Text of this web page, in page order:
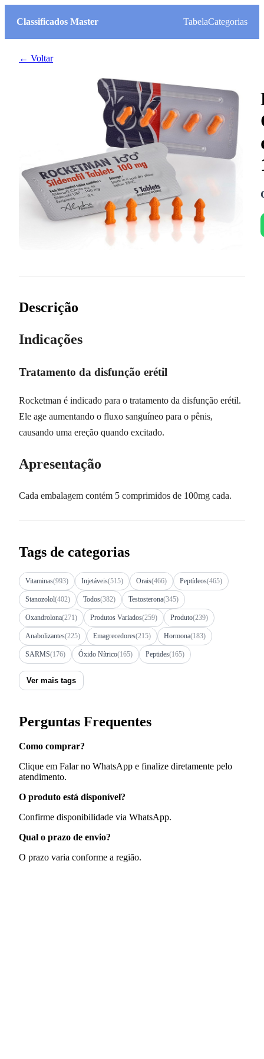
Classificados Master TabelaCategorias
← Voltar
Descrição
Indicações
Tratamento da disfunção erétil
Rocketman é indicado para o tratamento da disfunção erétil.
Ele age aumentando o fluxo sanguíneo para o pênis,
causando uma ereção quando excitado.
Apresentação
Cada embalagem contém 5 comprimidos de 100mg cada.
Tags de categorias
Vitaminas(993) Injetáveis(515) Orais(466) Peptídeos(465)
Stanozolol(402) Todos(382) Testosterona(345)
Oxandrolona(271) Produtos Variados(259) Produto(239)
Anabolizantes(225) Emagrecedores(215) Hormona(183)
SARMS(176) Óxido Nítrico(165) Peptides(165)
Ver mais tags
Perguntas Frequentes
Como comprar?
Clique em Falar no WhatsApp e finalize diretamente pelo
atendimento.
O produto está disponível?
Confirme disponibilidade via WhatsApp.
Qual o prazo de envio?
O prazo varia conforme a região.